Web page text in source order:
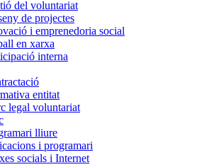
del voluntariat
de projectes
i emprenedoria social
en xarxa
interna
entitat
legal voluntariat
lliure
i programari
socials i Internet